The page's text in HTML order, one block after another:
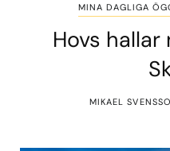
MINA DAGLIGA
Hovs
MIKAEL